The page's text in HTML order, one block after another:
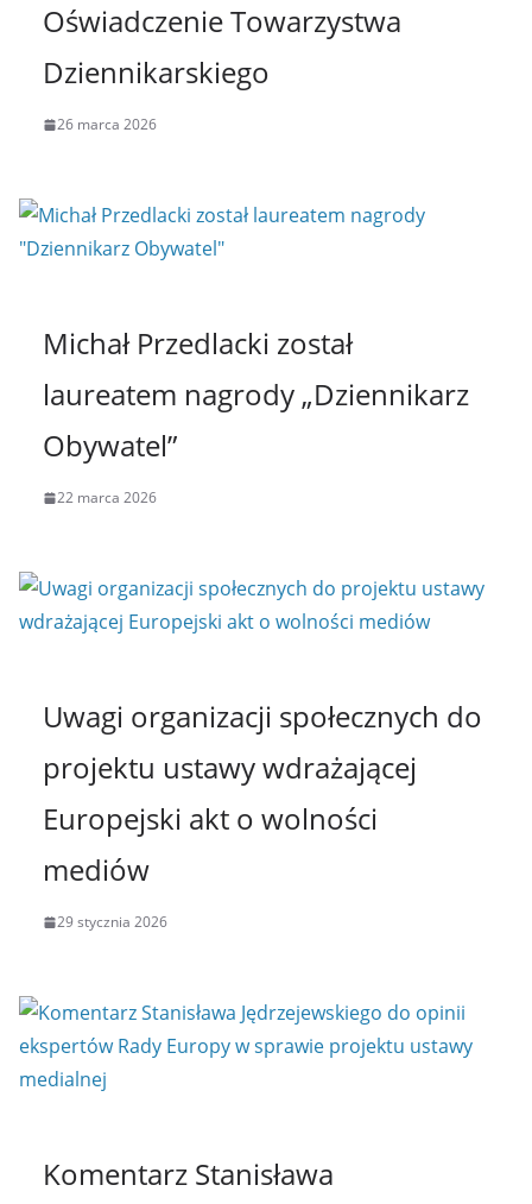
Oświadczenie Towarzystwa
Dziennikarskiego
26 marca 2026
Michał Przedlacki został
laureatem nagrody „Dziennikarz
Obywatel”
22 marca 2026
Uwagi organizacji społecznych do
projektu ustawy wdrażającej
Europejski akt o wolności
mediów
29 stycznia 2026
Komentarz Stanisława